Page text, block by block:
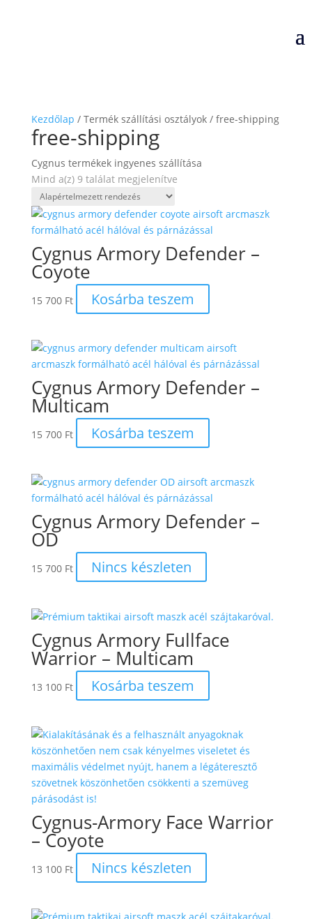
Kezdőlap / Termék szállítási osztályok / free-shipping
free-shipping
Cygnus termékek ingyenes szállítása
Mind a(z) 9 találat megjelenítve
Cygnus Armory Defender –
Coyote
15 700 Ft Kosárba teszem
Cygnus Armory Defender –
Multicam
15 700 Ft Kosárba teszem
Cygnus Armory Defender –
OD
15 700 Ft Nincs készleten
Cygnus Armory Fullface
Warrior – Multicam
13 100 Ft Kosárba teszem
Cygnus-Armory Face Warrior
– Coyote
13 100 Ft Nincs készleten